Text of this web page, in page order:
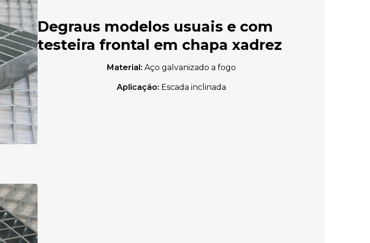
Degraus modelos usuais e com
testeira frontal em chapa xadrez
Material: Aço galvanizado a fogo
Aplicação: Escada inclinada